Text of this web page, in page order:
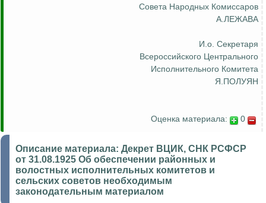
Совета Народных Комиссаров
А.ЛЕЖАВА
И.о. Секретаря
Всероссийского Центрального
Исполнительного Комитета
Я.ПОЛУЯН
Оценка материала: 0
Описание материала: Декрет ВЦИК, СНК РСФСР
от 31.08.1925 Об обеспечении районных и
волостных исполнительных комитетов и
сельских советов необходимым
законодательным материалом